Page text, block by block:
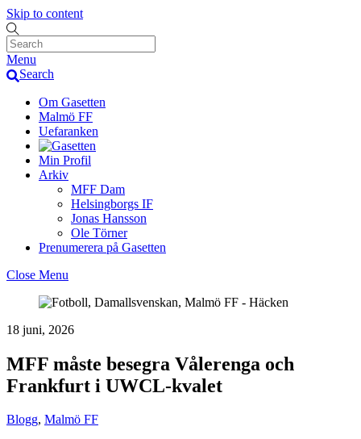
Skip to content
Menu
Search
Om Gasetten
Malmö FF
Uefaranken
Min Profil
Arkiv
MFF Dam
Helsingborgs IF
Jonas Hansson
Ole Törner
Prenumerera på Gasetten
Close Menu
18 juni, 2026
MFF måste besegra Vålerenga och
Frankfurt i UWCL-kvalet
Blogg, Malmö FF